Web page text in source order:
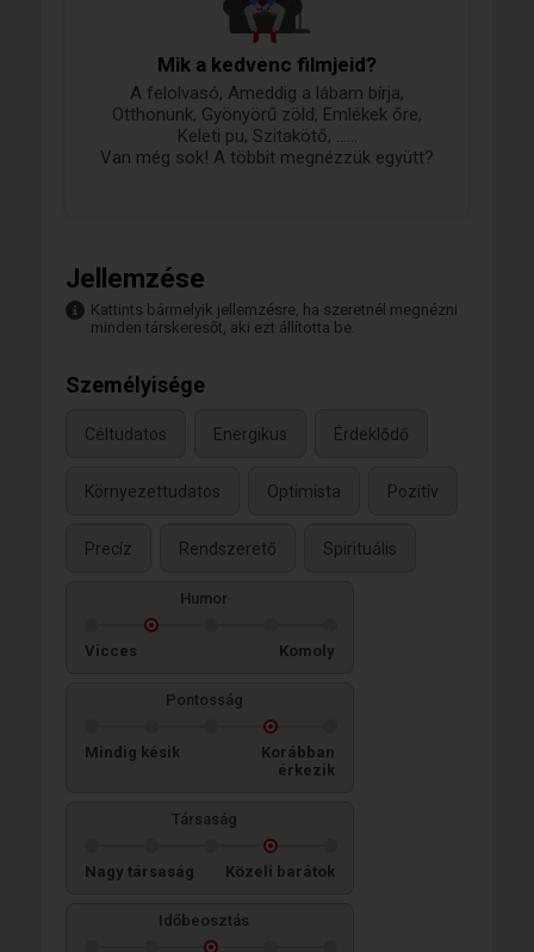
Mik a kedvenc filmjeid?
A felolvasó, Ameddig a lábam bírja,
Otthonunk, Gyönyörű zöld, Emlékek őre,
Keleti pu, Szitakötő, ......
Van még sok! A többit megnézzük együtt?
Jellemzése
Kattints bármelyik jellemzésre, ha szeretnél megnézni
minden társkeresőt, aki ezt állította be.
Személyisége
Céltudatos Energikus Érdeklődő
Környezettudatos Optimista Pozitív
Precíz Rendszerető Spirituális
Humor
Vicces Komoly
Pontosság
Mindig késik
Korábban
érkezik
Társaság
Nagy társaság Közeli barátok
Időbeosztás